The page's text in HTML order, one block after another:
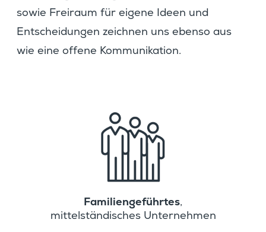
sowie Freiraum für eigene Ideen und
Entschei­dungen zeichnen uns ebenso aus
wie eine offene Kommunikation.
Famili­en­ge­führtes,
mittel­stän­di­sches Unternehmen